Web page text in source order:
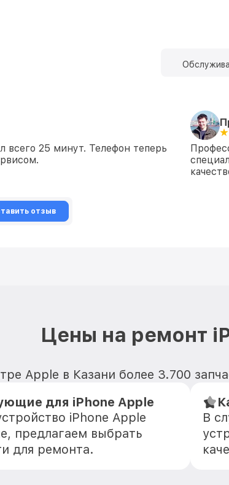
всего 25 минут. Телефон теперь
отзыв
Цены на ремонт
Apple в Казани более 3.700
для iPhone Apple
iPhone Apple
предлагаем выбрать
для ремонта.
В